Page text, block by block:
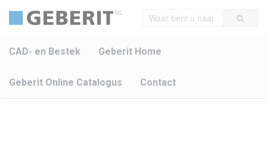
NL
CAD- en Bestek Geberit Home
Geberit Online Catalogus Contact